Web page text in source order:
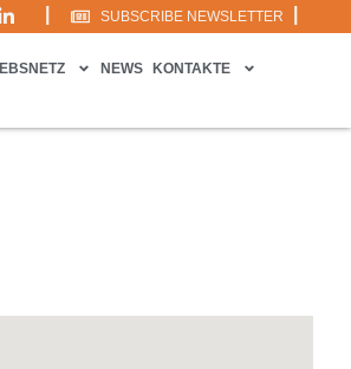
SUBSCRIBE NEWSLETTER
NEWS
KONTAKTE